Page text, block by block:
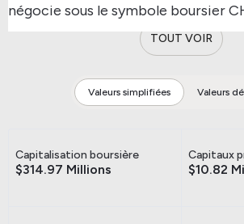
négocie sous le symbole boursier
TOUT VOIR
Valeurs simplifiées Valeurs
Capitalisation boursière
$314.97 Millions
Capitaux
$10.82